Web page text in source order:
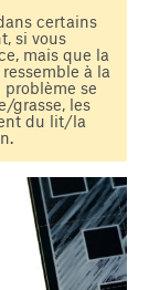
certains
si vous
mais que la
à la
problème se
grasse, les
du lit/la